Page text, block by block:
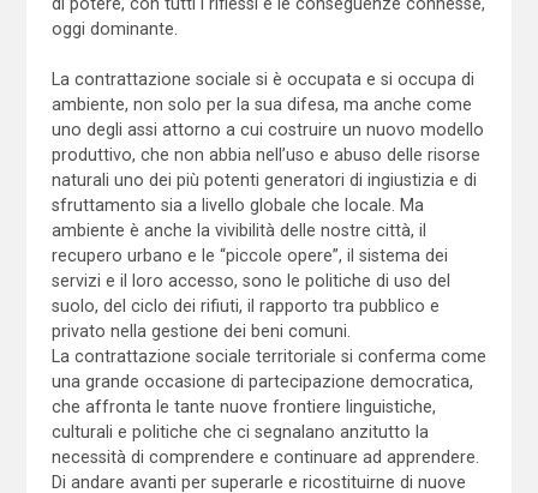
oggi dominante.
La contrattazione sociale si è occupata e si occupa di
ambiente, non solo per la sua difesa, ma anche come
uno degli assi attorno a cui costruire un nuovo modello
produttivo, che non abbia nell’uso e abuso delle risorse
naturali uno dei più potenti generatori di ingiustizia e di
sfruttamento sia a livello globale che locale. Ma
ambiente è anche la vivibilità delle nostre città, il
recupero urbano e le “piccole opere”, il sistema dei
servizi e il loro accesso, sono le politiche di uso del
suolo, del ciclo dei rifiuti, il rapporto tra pubblico e
privato nella gestione dei beni comuni.
La contrattazione sociale territoriale si conferma come
una grande occasione di partecipazione democratica,
che affronta le tante nuove frontiere linguistiche,
culturali e politiche che ci segnalano anzitutto la
necessità di comprendere e continuare ad apprendere.
Di andare avanti per superarle e ricostituirne di nuove